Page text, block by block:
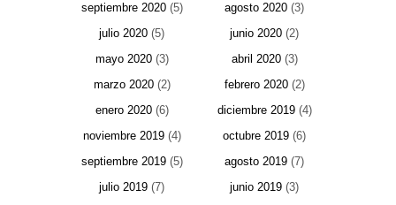
septiembre 2020(5) agosto 2020 (3)
julio 2020 (5) junio 2020 (2)
mayo 2020(3) abril 2020(3)
marzo 2020(2) febrero 2020(2)
enero 2020(6) diciembre 2019(4)
noviembre 2019(4) octubre 2019 (6)
septiembre 2019(5) agosto 2019 (7)
julio 2019 (7) junio 2019 (3)